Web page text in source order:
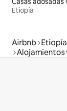
Etiopía
Airbnb Etiopía
Alojamientos